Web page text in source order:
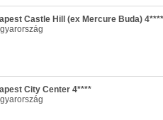
Castle Hill (ex Mercure Buda) 4****
City Center 4****